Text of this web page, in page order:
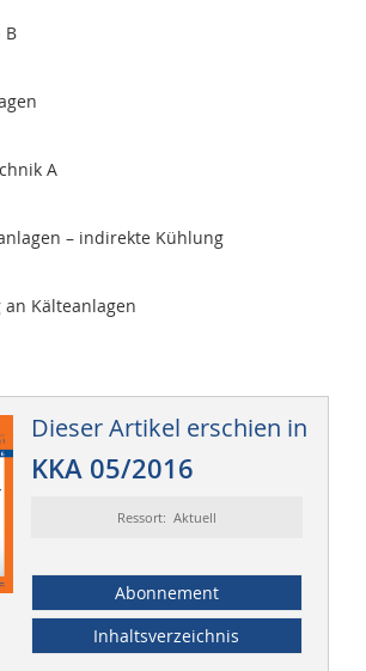
B
A
– indirekte Kühlung
Kälteanlagen
Dieser Artikel erschien in
KKA 05/2016
Ressort: Aktuell
Abonnement
Inhaltsverzeichnis